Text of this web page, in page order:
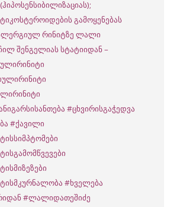
გამოყენებას
რინიტზე ლალი
შენგელიას სტატიიდან –
#ცხვირისგაჭედვა
#ქავილი
#ხველება
#ლალიდათეშიძე